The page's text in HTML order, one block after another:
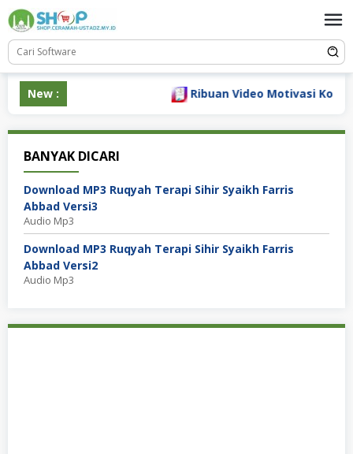
Loncat
ke
konten
New : Ribuan Video Motivasi
BANYAK DICARI
Download MP3 Ruqyah Terapi Sihir Syaikh Farris
Abbad Versi3
Audio Mp3
Download MP3 Ruqyah Terapi Sihir Syaikh Farris
Abbad Versi2
Audio Mp3